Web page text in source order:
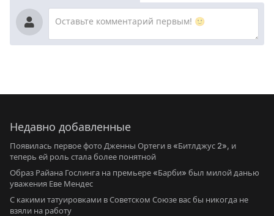
Недавно добавленные
Появилась первое фото Дженны Ортеги в «Битлджус 2», и
теперь ей роль стала более понятной
Образ Райана Гослинга на премьере «Барби» был милой данью
уважения Еве Мендес
С какими татуировками в Советском Союзе вас бы никогда не
взяли на работу